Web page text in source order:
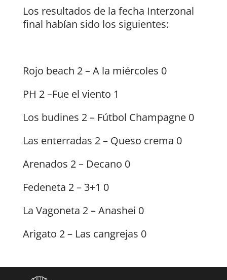
Los resultados de la fecha Interzonal
final habían sido los siguientes:
Rojo beach 2 – A la miércoles 0
PH 2 –Fue el viento 1
Los budines 2 – Fútbol Champagne 0
Las enterradas 2 – Queso crema 0
Arenados 2 – Decano 0
Fedeneta 2 – 3+1 0
La Vagoneta 2 – Anashei 0
Arigato 2 – Las cangrejas 0